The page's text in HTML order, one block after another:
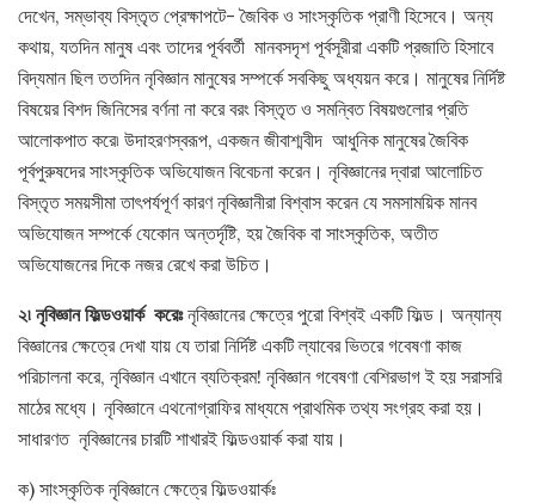
দেখেন, সম্ভাব্য বিস্তৃত প্রেক্ষাপটে- জৈবিক ও সাংস্কৃতিক প্রাণী হিসেবে। অন্য
কথায়, যতদিন মানুষ এবং তাদের পূর্ববর্তী মানবসদৃশ পূর্বসূরীরা একটি প্রজাতি হিসাবে
বিদ্যমান ছিল ততদিন নৃবিজ্ঞান মানুষের সম্পর্কে সবকিছু অধ্যয়ন করে। মানুষের নির্দিষ্ট
বিষয়ের বিশদ জিনিসের বর্ণনা না করে বরং বিস্তৃত ও সমন্বিত বিষয়গুলোর প্রতি
আলোকপাত করে৷ উদাহরণস্বরূপ, একজন জীবাশ্মবীদ আধুনিক মানুষের জৈবিক
পূর্বপুরুষদের সাংস্কৃতিক অভিযোজন বিবেচনা করেন। নৃবিজ্ঞানের দ্বারা আলোচিত
বিস্তৃত সময়সীমা তাৎপর্যপূর্ণ কারণ নৃবিজ্ঞানীরা বিশ্বাস করেন যে সমসাময়িক মানব
অভিযোজন সম্পর্কে যেকোন অন্তর্দৃষ্টি, হয় জৈবিক বা সাংস্কৃতিক, অতীত
অভিযোজনের দিকে নজর রেখে করা উচিত।
২৷ নৃবিজ্ঞান ফিল্ডওয়ার্ক করেঃনৃবিজ্ঞানের ক্ষেত্রে পুরো বিশ্বই একটি ফিল্ড। অন্যান্য
বিজ্ঞানের ক্ষেত্রে দেখা যায় যে তারা নির্দিষ্ট একটি ল্যাবের ভিতরে গবেষণা কাজ
পরিচালনা করে, নৃবিজ্ঞান এখানে ব্যতিক্রম! নৃবিজ্ঞান গবেষণা বেশিরভাগ ই হয় সরাসরি
মাঠের মধ্যে। নৃবিজ্ঞানে এথনোগ্রাফির মাধ্যমে প্রাথমিক তথ্য সংগ্রহ করা হয়।
সাধারণত নৃবিজ্ঞানের চারটি শাখারই ফিল্ডওয়ার্ক করা যায়।
ক) সাংস্কৃতিক নৃবিজ্ঞানে ক্ষেত্রে ফিল্ডওয়ার্কঃ